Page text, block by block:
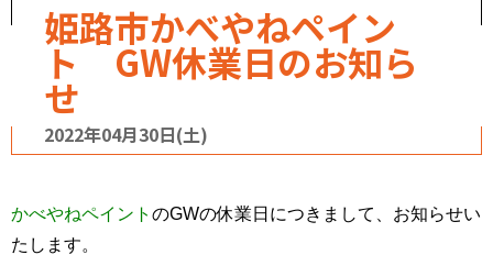
姫路市かべやねペイン
ト GW休業日のお知ら
せ
2022年04月30日(土)
かべやねペイント のGWの休業日につきまして、お知らせい
たします。